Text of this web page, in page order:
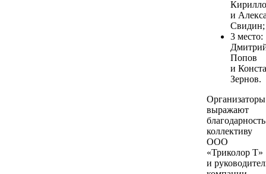
и
Свидин;
3 место:
Попов
и
Зернов.
Организаторы
выражают
благодарность
коллективу
ООО
«Триколор Т»
и